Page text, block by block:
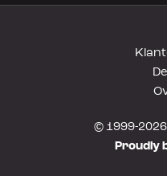
© 1999-
Proudly